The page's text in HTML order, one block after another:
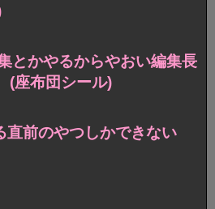
とかやるからやおい編集長
(座布団シール)
直前のやつしかできない